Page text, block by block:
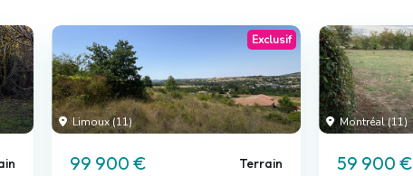
Limoux (11)
Exclusif
99 900 € Terrain
Montréal (11)
59 900 €